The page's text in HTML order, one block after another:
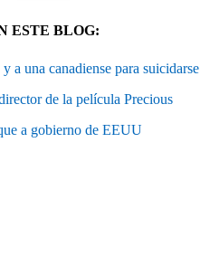
ESTE BLOG:
a una canadiense para suicidarse
de la película Precious
a gobierno de EEUU